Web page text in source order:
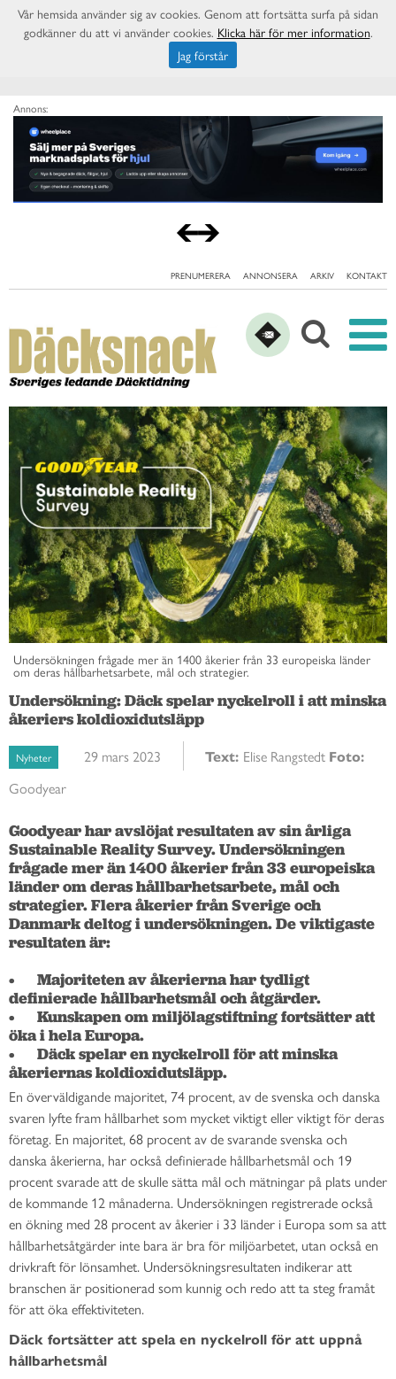
Annons:
PRENUMERERA ANNONSERA ARKIV KONTAKT
Undersökningen frågade mer än 1400 åkerier från 33 europeiska länder
om deras hållbarhetsarbete, mål och strategier.
Undersökning: Däck spelar nyckelroll i att minska
åkeriers koldioxidutsläpp
Nyheter 29 mars 2023 Text: Elise Rangstedt Foto:
Goodyear
Goodyear har avslöjat resultaten av sin årliga
Sustainable Reality Survey. Undersökningen
frågade mer än 1400 åkerier från 33 europeiska
länder om deras hållbarhetsarbete, mål och
strategier. Flera åkerier från Sverige och
Danmark deltog i undersökningen. De viktigaste
resultaten är:
•	Majoriteten av åkerierna har tydligt
definierade hållbarhetsmål och åtgärder.
•	Kunskapen om miljölagstiftning fortsätter att
öka i hela Europa.
•	Däck spelar en nyckelroll för att minska
åkeriernas koldioxidutsläpp.
En överväldigande majoritet, 74 procent, av de svenska och danska
svaren lyfte fram hållbarhet som mycket viktigt eller viktigt för deras
företag. En majoritet, 68 procent av de svarande svenska och
danska åkerierna, har också definierade hållbarhetsmål och 19
procent svarade att de skulle sätta mål och mätningar på plats under
de kommande 12 månaderna. Undersökningen registrerade också
en ökning med 28 procent av åkerier i 33 länder i Europa som sa att
hållbarhetsåtgärder inte bara är bra för miljöarbetet, utan också en
drivkraft för lönsamhet. Undersökningsresultaten indikerar att
branschen är positionerad som kunnig och redo att ta steg framåt
för att öka effektiviteten.
Däck fortsätter att spela en nyckelroll för att uppnå
hållbarhetsmål
Vår hemsida använder sig av cookies. Genom att fortsätta surfa på sidan
godkänner du att vi använder cookies. Klicka här för mer information.
Jag förstår